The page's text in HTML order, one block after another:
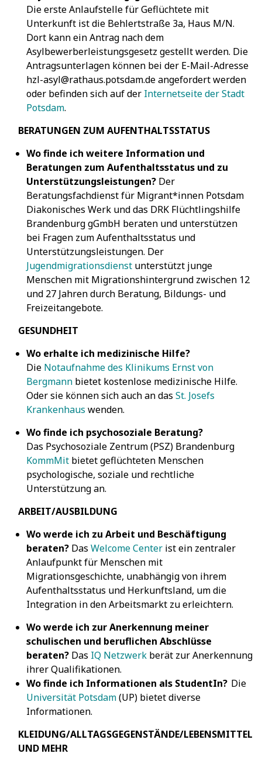
Die erste Anlaufstelle für Geflüchtete mit
Unterkunft ist die Behlertstraße 3a, Haus M/N.
Dort kann ein Antrag nach dem
Asylbewerberleistungsgesetz gestellt werden. Die
Antragsunterlagen können bei der E-Mail-Adresse
hzl-asyl@rathaus.potsdam.de angefordert werden
oder befinden sich auf der Internetseite der Stadt
Potsdam.
BERATUNGEN ZUM AUFENTHALTSSTATUS
Wo finde ich weitere Information und
Beratungen zum Aufenthaltsstatus und zu
Unterstützungsleistungen? Der
Beratungsfachdienst für Migrant*innen Potsdam
Diakonisches Werk und das DRK Flüchtlingshilfe
Brandenburg gGmbH beraten und unterstützen
bei Fragen zum Aufenthaltsstatus und
Unterstützungsleistungen. Der
Jugendmigrationsdienst unterstützt junge
Menschen mit Migrationshintergrund zwischen 12
und 27 Jahren durch Beratung, Bildungs- und
Freizeitangebote.
GESUNDHEIT
Wo erhalte ich medizinische Hilfe?
Die Notaufnahme des Klinikums Ernst von
Bergmann bietet kostenlose medizinische Hilfe.
Oder sie können sich auch an das St. Josefs
Krankenhaus wenden.
Wo finde ich psychosoziale Beratung?
Das Psychosoziale Zentrum (PSZ) Brandenburg
KommMit bietet geflüchteten Menschen
psychologische, soziale und rechtliche
Unterstützung an.
ARBEIT/AUSBILDUNG
Wo werde ich zu Arbeit und Beschäftigung
beraten? Das Welcome Center ist ein zentraler
Anlaufpunkt für Menschen mit
Migrationsgeschichte, unabhängig von ihrem
Aufenthaltsstatus und Herkunftsland, um die
Integration in den Arbeitsmarkt zu erleichtern.
Wo werde ich zur Anerkennung meiner
schulischen und beruflichen Abschlüsse
beraten? Das IQ Netzwerk berät zur Anerkennung
ihrer Qualifikationen.
Wo finde ich Informationen als StudentIn? Die
Universität Potsdam(UP) bietet diverse
Informationen.
KLEIDUNG/ALLTAGSGEGENSTÄNDE/LEBENSMITTEL
UND MEHR